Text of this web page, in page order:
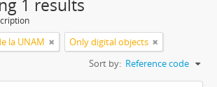
1 results
la UNAM
Only digital objects
Sort by: Reference code